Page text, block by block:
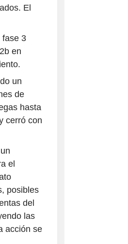
El
fase 3
en
un
de
hasta
cerró con
el
posibles
del
las
acción se